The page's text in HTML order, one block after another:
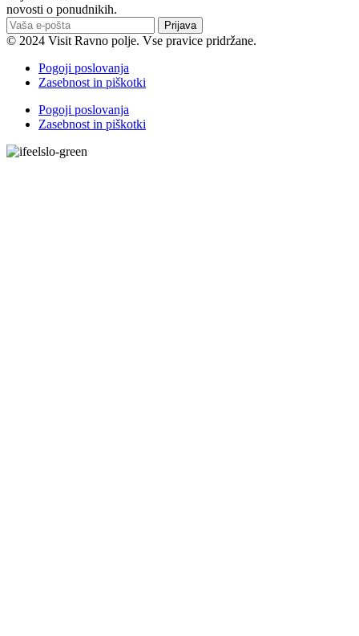
novosti o ponudnikih.
Prijava
© 2024 Visit Ravno polje. Vse pravice pridržane.
Pogoji poslovanja
Zasebnost in piškotki
Pogoji poslovanja
Zasebnost in piškotki